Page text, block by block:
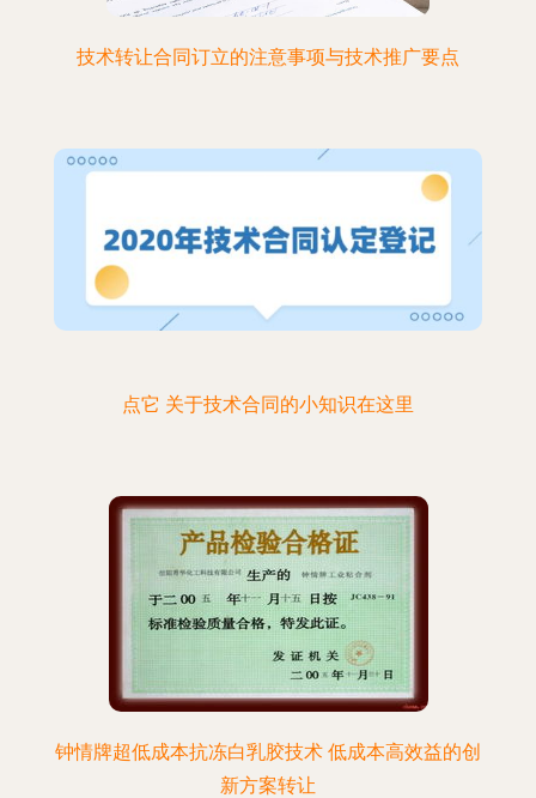
技术转让合同订立的注意事项与技术推广要点
点它 关于技术合同的小知识在这里
钟情牌超低成本抗冻白乳胶技术 低成本高效益的创
新方案转让